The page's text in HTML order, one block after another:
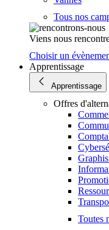
Tous nos
Viens nous
Choisir un
Apprentissage
Apprentissage
Offres
Toutes